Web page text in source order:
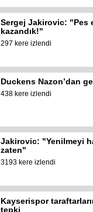
Sergej Jakirovic: "Pes
kazandık!"
297 kere izlendi
Duckens Nazon’dan
438 kere izlendi
Jakirovic: "Yenilmeyi
zaten"
3193 kere izlendi
Kayserispor
tepki